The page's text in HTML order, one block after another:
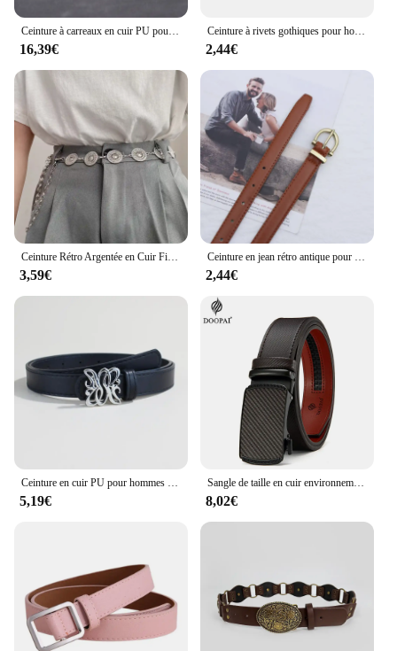
Ceinture à carreaux en cuir PU pour hommes d'affaires, corps polyvalent, décoration 03, pantalon trempé, jeans
16,39€
Ceinture à rivets gothiques pour hommes et femmes, tendance punk, tête de mort, ceinture en biscuits, ceinture de danse de rue
2,44€
Ceinture Rétro Argentée en Cuir Fin pour Femme, Accessoire en Métal, Nouvelle Collection d'Été, pour Jupes et viser Assortis Polyvalents
3,59€
Ceinture en jean rétro antique pour femme, style fin pour adolescentes, bord coupé pour dames, mode simple
2,44€
5,19€
Sangle de taille en cuir environnemental pour hommes et femmes, ceinture masculine, structure automatique, haute qualité, cadeaux pour hommes, 125cm
8,02€